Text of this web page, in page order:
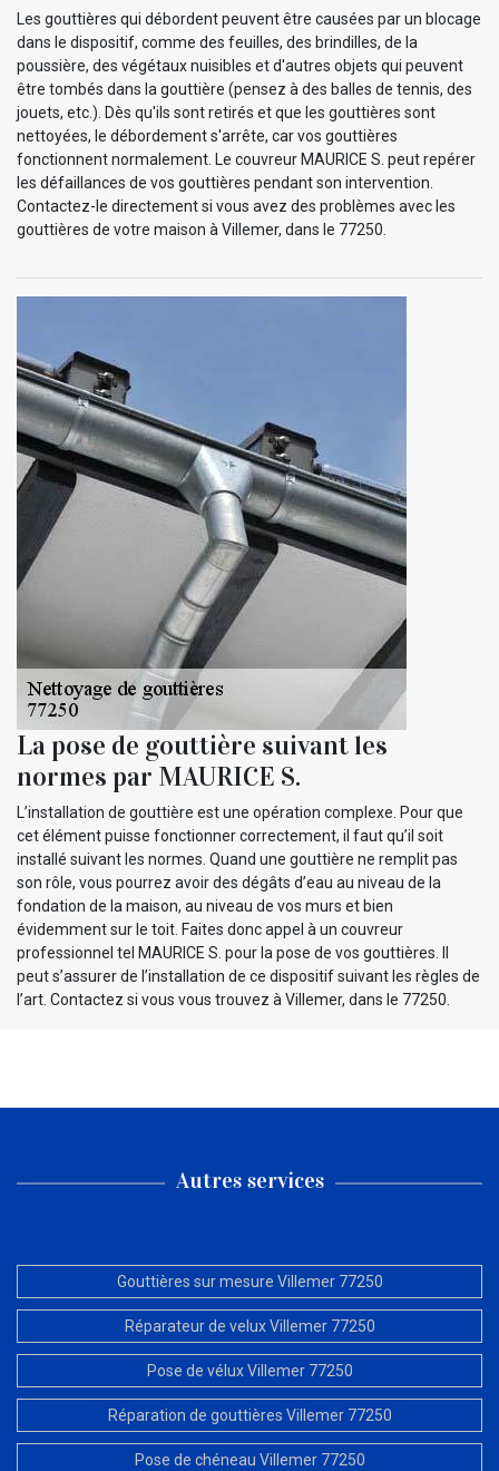
Les gouttières qui débordent peuvent être causées par un blocage
dans le dispositif, comme des feuilles, des brindilles, de la
poussière, des végétaux nuisibles et d'autres objets qui peuvent
être tombés dans la gouttière (pensez à des balles de tennis, des
jouets, etc.). Dès qu'ils sont retirés et que les gouttières sont
nettoyées, le débordement s'arrête, car vos gouttières
fonctionnent normalement. Le couvreur MAURICE S. peut repérer
les défaillances de vos gouttières pendant son intervention.
Contactez-le directement si vous avez des problèmes avec les
gouttières de votre maison à Villemer, dans le 77250.
La pose de gouttière suivant les
normes par MAURICE S.
L’installation de gouttière est une opération complexe. Pour que
cet élément puisse fonctionner correctement, il faut qu’il soit
installé suivant les normes. Quand une gouttière ne remplit pas
son rôle, vous pourrez avoir des dégâts d’eau au niveau de la
fondation de la maison, au niveau de vos murs et bien
évidemment sur le toit. Faites donc appel à un couvreur
professionnel tel MAURICE S. pour la pose de vos gouttières. Il
peut s’assurer de l’installation de ce dispositif suivant les règles de
l’art. Contactez si vous vous trouvez à Villemer, dans le 77250.
Autres services
Gouttières sur mesure Villemer 77250
Réparateur de velux Villemer 77250
Pose de vélux Villemer 77250
Réparation de gouttières Villemer 77250
Pose de chéneau Villemer 77250